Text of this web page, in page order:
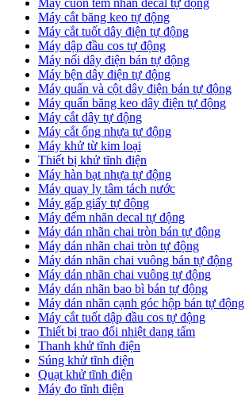
Máy cuốn tem nhãn decal tự động
Máy cắt băng keo tự động
Máy cắt tuốt dây điện tự động
Máy dập đầu cos tự động
Máy nối dây điện bán tự động
Máy bện dây điện tự động
Máy quấn và cột dây điện bán tự động
Máy quấn băng keo dây điện tự động
Máy cắt dây tự động
Máy cắt ống nhựa tự động
Máy khử từ kim loại
Thiết bị khử tĩnh điện
Máy hàn bạt nhựa tự động
Máy quay ly tâm tách nước
Máy gấp giấy tự động
Máy đếm nhãn decal tự động
Máy dán nhãn chai tròn bán tự động
Máy dán nhãn chai tròn tự động
Máy dán nhãn chai vuông bán tự động
Máy dán nhãn chai vuông tự động
Máy dán nhãn bao bì bán tự động
Máy dán nhãn cạnh góc hộp bán tự động
Máy cắt tuốt dập đầu cos tự động
Thiết bị trao đổi nhiệt dạng tấm
Thanh khử tĩnh điện
Súng khử tĩnh điện
Quạt khử tĩnh điện
Máy đo tĩnh điện